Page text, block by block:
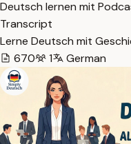
Deutsch lernen mit
Transcript
Lerne Deutsch mit
670
1 German